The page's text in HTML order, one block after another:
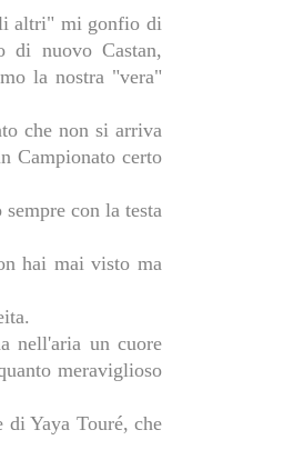
altri" mi gonfio di
di nuovo Castan,
la nostra "vera"
che non si arriva
Campionato certo
con la testa
hai mai visto ma
nell'aria un cuore
meraviglioso
di Yaya Touré, che